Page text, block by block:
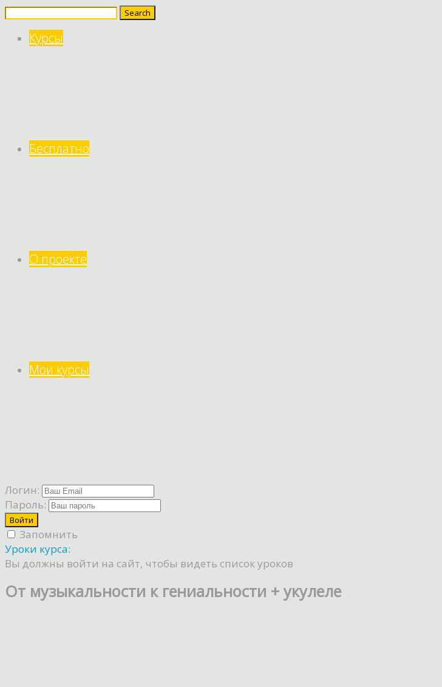
Search
Курсы
Бесплатно
О проекте
Мои курсы
Логин:
Пароль:
Запомнить
Уроки курса:
Вы должны войти на сайт, чтобы видеть список уроков
От музыкальности к гениальности + укулеле